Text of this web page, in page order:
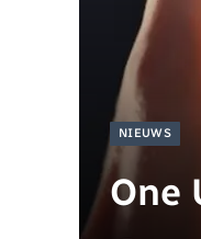
NIEUWS
One